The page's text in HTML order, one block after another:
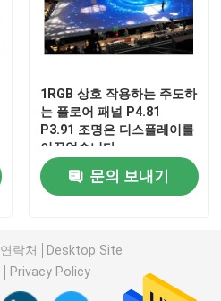
1RGB 상호 작용하는 주도하
는 플로어 패널 P4.81
P3.91 조명은 디스플레이를
이끌었습니다
문의 보내기
연락처
Desktop Site
Privacy Policy